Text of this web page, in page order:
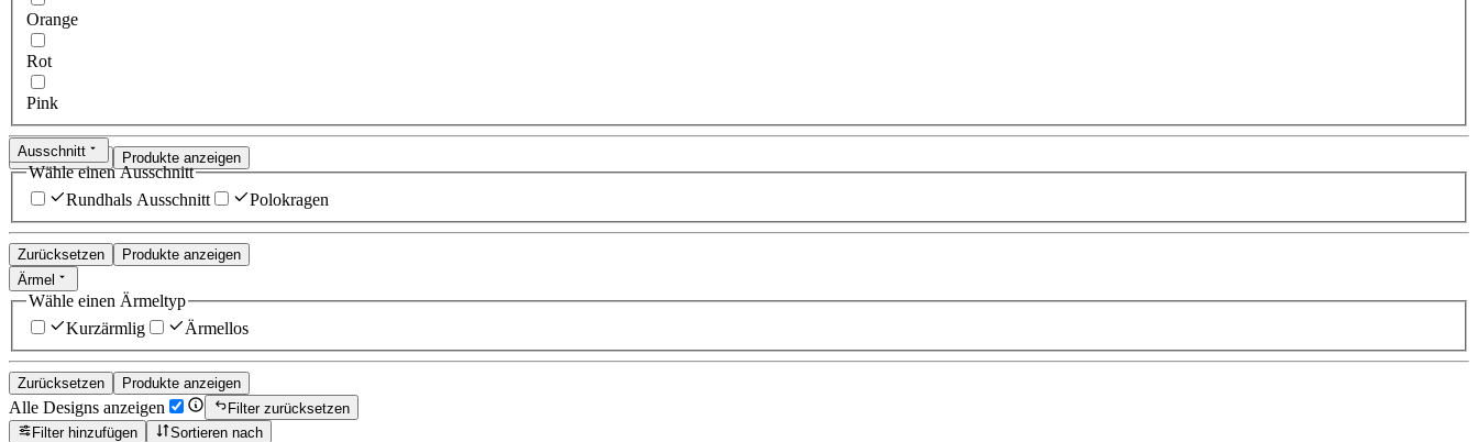
Orange
Rot
Pink
Zurücksetzen Produkte anzeigen
Ausschnitt
Wähle einen Ausschnitt
Rundhals Ausschnitt
Polokragen
Zurücksetzen
Produkte anzeigen
Ärmel
Wähle einen Ärmeltyp
Kurzärmlig
Ärmellos
Zurücksetzen Produkte anzeigen
Alle Designs anzeigen
Filter zurücksetzen
Filter hinzufügen
Sortieren nach